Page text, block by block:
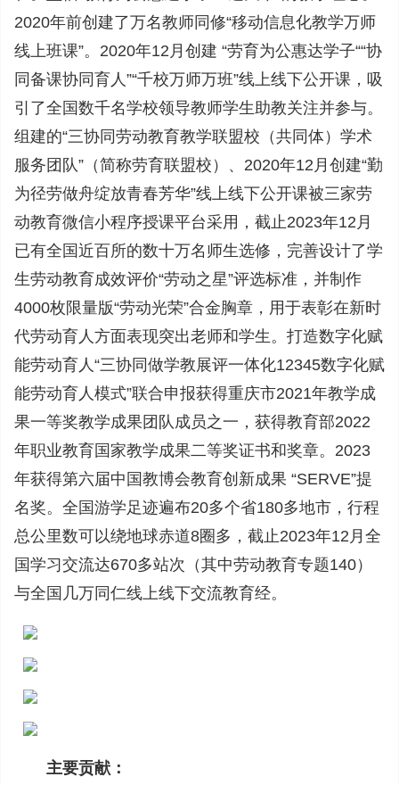
2020年前创建了万名教师同修“移动信息化教学万师
线上班课”。2020年12月创建 “劳育为公惠达学子““协
同备课协同育人”“千校万师万班”线上线下公开课，吸
引了全国数千名学校领导教师学生助教关注并参与。
组建的“三协同劳动教育教学联盟校（共同体）学术
服务团队”（简称劳育联盟校）、2020年12月创建“勤
为径劳做舟绽放青春芳华”线上线下公开课被三家劳
动教育微信小程序授课平台采用，截止2023年12月
已有全国近百所的数十万名师生选修，完善设计了学
生劳动教育成效评价“劳动之星”评选标准，并制作
4000枚限量版“劳动光荣”合金胸章，用于表彰在新时
代劳动育人方面表现突出老师和学生。打造数字化赋
能劳动育人“三协同做学教展评一体化12345数字化赋
能劳动育人模式”联合申报获得重庆市2021年教学成
果一等奖教学成果团队成员之一，获得教育部2022
年职业教育国家教学成果二等奖证书和奖章。2023
年获得第六届中国教博会教育创新成果 “SERVE”提
名奖。全国游学足迹遍布20多个省180多地市，行程
总公里数可以绕地球赤道8圈多，截止2023年12月全
国学习交流达670多站次（其中劳动教育专题140）
与全国几万同仁线上线下交流教育经。
主要贡献：